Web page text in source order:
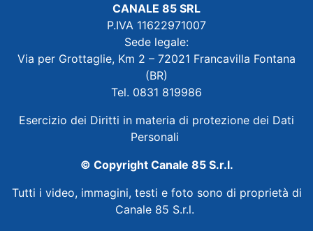
CANALE 85 SRL
P.IVA 11622971007
Sede legale:
Via per Grottaglie, Km 2 – 72021 Francavilla Fontana
(BR)
Tel. 0831 819986
Esercizio dei Diritti in materia di protezione dei Dati
Personali
© Copyright Canale 85 S.r.l.
Tutti i video, immagini, testi e foto sono di proprietà di
Canale 85 S.r.l.